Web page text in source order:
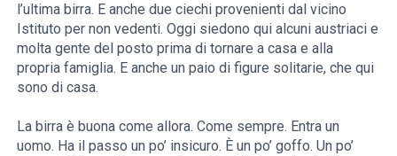
l’ultima birra. E anche due ciechi provenienti dal vicino
Istituto per non vedenti. Oggi siedono qui alcuni austriaci e
molta gente del posto prima di tornare a casa e alla
propria famiglia. E anche un paio di figure solitarie, che qui
sono di casa.
La birra è buona come allora. Come sempre. Entra un
uomo. Ha il passo un po’ insicuro. È un po’ goffo. Un po’